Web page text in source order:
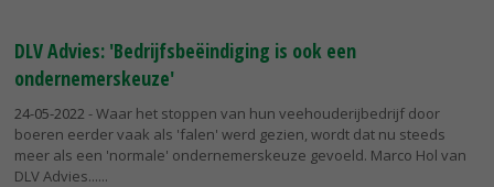
DLV Advies: 'Bedrijfsbeëindiging is ook een
ondernemerskeuze'
24-05-2022 - Waar het stoppen van hun veehouderijbedrijf door
boeren eerder vaak als 'falen' werd gezien, wordt dat nu steeds
meer als een 'normale' ondernemerskeuze gevoeld. Marco Hol van
DLV Advies...